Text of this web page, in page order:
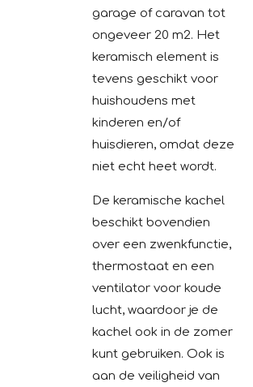
garage of caravan tot
ongeveer 20 m2. Het
keramisch element is
tevens geschikt voor
huishoudens met
kinderen en/of
huisdieren, omdat deze
niet echt heet wordt.
De keramische kachel
beschikt bovendien
over een zwenkfunctie,
thermostaat en een
ventilator voor koude
lucht, waardoor je de
kachel ook in de zomer
kunt gebruiken. Ook is
aan de veiligheid van